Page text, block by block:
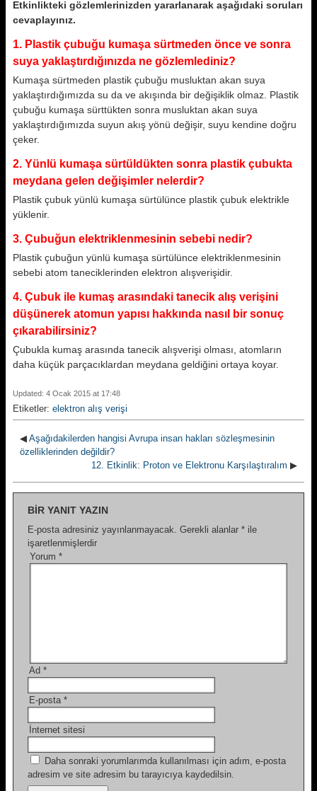
Etkinlikteki gözlemlerinizden yararlanarak aşağıdaki soruları
cevaplayınız.
1. Plastik çubuğu kumaşa sürtmeden önce ve sonra
suya yaklaştırdığınızda ne gözlemlediniz?
Kumaşa sürtmeden plastik çubuğu musluktan akan suya
yaklaştırdığımızda su da ve akışında bir değişiklik olmaz. Plastik
çubuğu kumaşa sürttükten sonra musluktan akan suya
yaklaştırdığımızda suyun akış yönü değişir, suyu kendine doğru
çeker.
2. Yünlü kumaşa sürtüldükten sonra plastik çubukta
meydana gelen değişimler nelerdir?
Plastik çubuk yünlü kumaşa sürtülünce plastik çubuk elektrikle
yüklenir.
3. Çubuğun elektriklenmesinin sebebi nedir?
Plastik çubuğun yünlü kumaşa sürtülünce elektriklenmesinin
sebebi atom taneciklerinden elektron alışverişidir.
4. Çubuk ile kumaş arasındaki tanecik alış verişini
düşünerek atomun yapısı hakkında nasıl bir sonuç
çıkarabilirsiniz?
Çubukla kumaş arasında tanecik alışverişi olması, atomların
daha küçük parçacıklardan meydana geldiğini ortaya koyar.
Updated: 4 Ocak 2015 at 17:48
Etiketler: elektron alış verişi
◀ Aşağıdakilerden hangisi Avrupa insan hakları sözleşmesinin
özelliklerinden değildir?
12. Etkinlik: Proton ve Elektronu Karşılaştıralım ▶
BIR YANIT YAZIN
E-posta adresiniz yayınlanmayacak. Gerekli alanlar * ile
işaretlenmişlerdir
Yorum *
Ad *
E-posta *
İnternet sitesi
Daha sonraki yorumlarımda kullanılması için adım, e-posta
adresim ve site adresim bu tarayıcıya kaydedilsin.